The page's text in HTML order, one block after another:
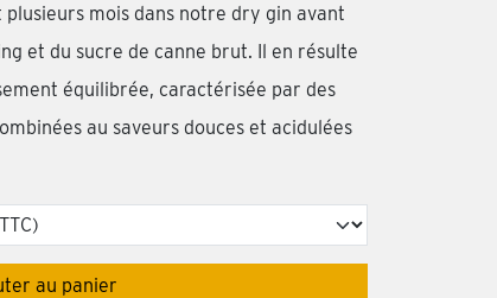
mois dans notre dry gin avant
et du sucre de canne brut. Il en résulte
équilibrée, caractérisée par des
au saveurs douces et acidulées
au panier